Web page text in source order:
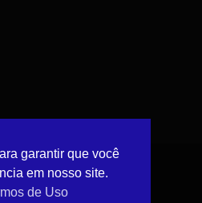
Tem 2024.
garantir que você
em nosso site.
de Uso